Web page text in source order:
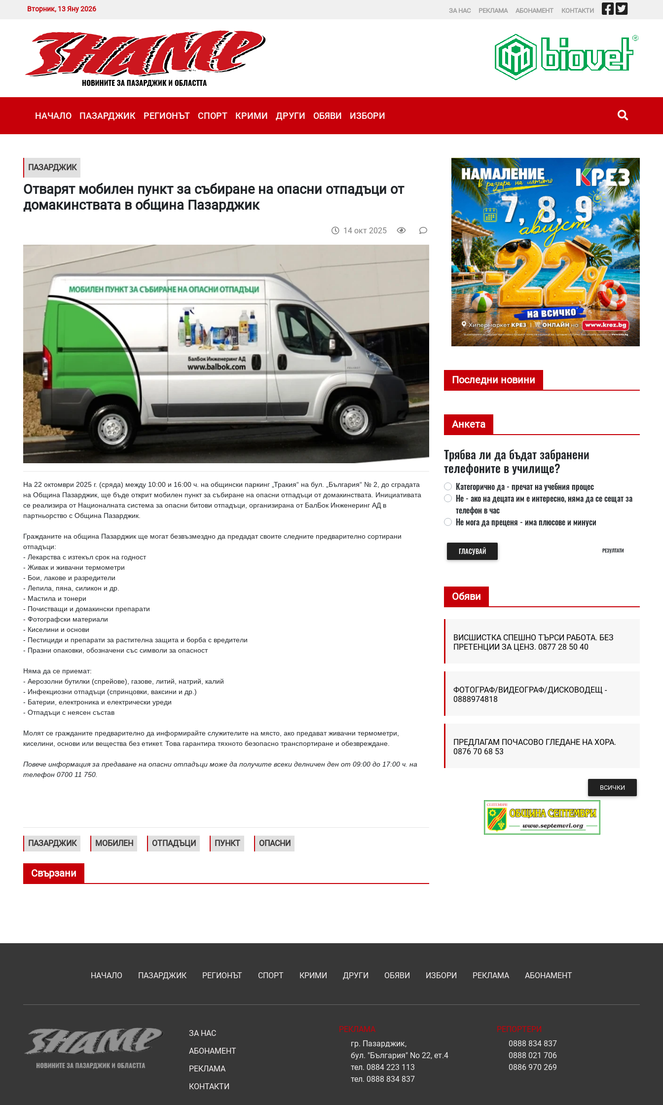
Вторник, 13 Яну 2026 ЗА НАС РЕКЛАМА АБОНАМЕНТ КОНТАКТИ
НАЧАЛО ПАЗАРДЖИК РЕГИОНЪТ СПОРТ КРИМИ ДРУГИ ОБЯВИ ИЗБОРИ
ПАЗАРДЖИК
Отварят мобилен пункт за събиране на опасни отпадъци от
домакинствата в община Пазарджик
14 окт 2025
На 22 октомври 2025 г. (сряда) между 10:00 и 16:00 ч. на общински паркинг „Тракия“ на бул. „България“ № 2, до сградата
на Община Пазарджик, ще бъде открит мобилен пункт за събиране на опасни отпадъци от домакинствата. Инициативата
се реализира от Националната система за опасни битови отпадъци, организирана от БалБок Инженеринг АД в
партньорство с Община Пазарджик.
Гражданите на община Пазарджик ще могат безвъзмездно да предадат своите следните предварително сортирани
отпадъци:
- Лекарства с изтекъл срок на годност
- Живак и живачни термометри
- Бои, лакове и разредители
- Лепила, пяна, силикон и др.
- Мастила и тонери
- Почистващи и домакински препарати
- Фотографски материали
- Киселини и основи
- Пестициди и препарати за растителна защита и борба с вредители
- Празни опаковки, обозначени със символи за опасност
Няма да се приемат:
- Аерозолни бутилки (спрейове), газове, литий, натрий, калий
- Инфекциозни отпадъци (спринцовки, ваксини и др.)
- Батерии, електроника и електрически уреди
- Отпадъци с неясен състав
Молят се гражданите предварително да информирайте служителите на място, ако предават живачни термометри,
киселини, основи или вещества без етикет. Това гарантира тяхното безопасно транспортиране и обезвреждане.
Повече информация за предаване на опасни отпадъци може да получите всеки делничен ден от 09:00 до 17:00 ч. на
телефон 0700 11 750.
ПАЗАРДЖИК МОБИЛЕН ОТПАДЪЦИ ПУНКТ ОПАСНИ
Свързани
Последни новини
Анкета
Трябва ли да бъдат забранени
телефоните в училище?
Категорично да - пречат на учебния процес
Не - ако на децата им е интересно, няма да се сещат за
телефон в час
Не мога да преценя - има плюсове и минуси
ГЛАСУВАЙ РЕЗУЛТАТИ
Обяви
ВИСШИСТКА СПЕШНО ТЪРСИ РАБОТА. БЕЗ
ПРЕТЕНЦИИ ЗА ЦЕНЗ. 0877 28 50 40
ФОТОГРАФ/ВИДЕОГРАФ/ДИСКОВОДЕЩ -
0888974818
ПРЕДЛАГАМ ПОЧАСОВО ГЛЕДАНЕ НА ХОРА.
0876 70 68 53
ВСИЧКИ
НАЧАЛО ПАЗАРДЖИК РЕГИОНЪТ СПОРТ КРИМИ ДРУГИ ОБЯВИ ИЗБОРИ РЕКЛАМА АБОНАМЕНТ
ЗА НАС
АБОНАМЕНТ
РЕКЛАМА
КОНТАКТИ
РЕКЛАМА
гр. Пазарджик,
бул. "България" No 22, ет.4
тел. 0884 223 113
тел. 0888 834 837
РЕПОРТЕРИ
0888 834 837
0888 021 706
0886 970 269